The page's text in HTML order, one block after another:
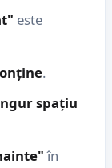
este
.
spațiu
în